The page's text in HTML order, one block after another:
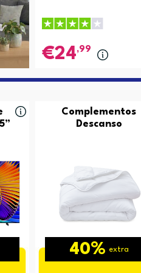
24,99
Complementos
Descanso
40% extra